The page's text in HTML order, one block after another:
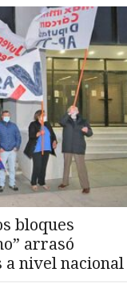
bloques
arrasó
nivel nacional